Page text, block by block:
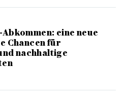
eine neue
Chancen für
nachhaltige